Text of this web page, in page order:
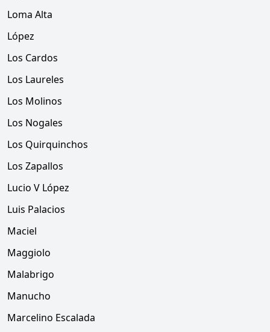
Loma Alta
López
Los Cardos
Los Laureles
Los Molinos
Los Nogales
Los Quirquinchos
Los Zapallos
Lucio V López
Luis Palacios
Maciel
Maggiolo
Malabrigo
Manucho
Marcelino Escalada